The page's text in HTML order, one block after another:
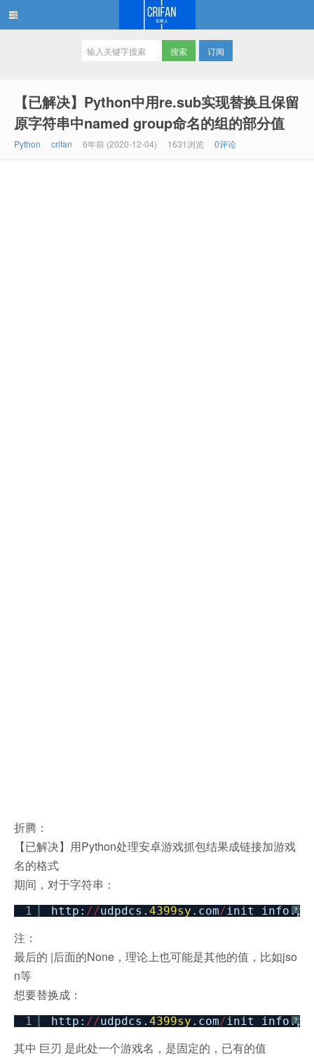
订阅
【已解决】Python中用re.sub实现替换且保留
原字符串中named group命名的组的部分值
Python crifan 6年前 (2020-12-04) 1631浏览 0评论
折腾：
【已解决】用Python处理安卓游戏抓包结果成链接加游戏
名的格式
期间，对于字符串：
?
1 http: //udpdcs. 4399sy .com/
注：
最后的 |后面的None，理论上也可能是其他的值，比如jso
n等
想要替换成：
?
1 http: //udpdcs. 4399sy .com/
其中 巨刃 是此处一个游戏名，是固定的，已有的值